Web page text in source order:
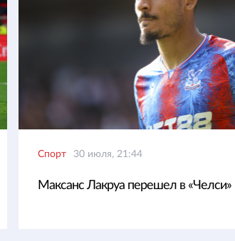
Спорт 30 июля, 21:44
Максанс Лакруа перешел в «Челси»